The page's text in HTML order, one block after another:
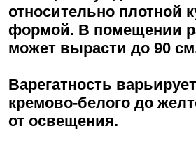
относительно плотной
формой. В помещении
может вырасти до 90
Варегатность
кремово-белого до
от освещения.